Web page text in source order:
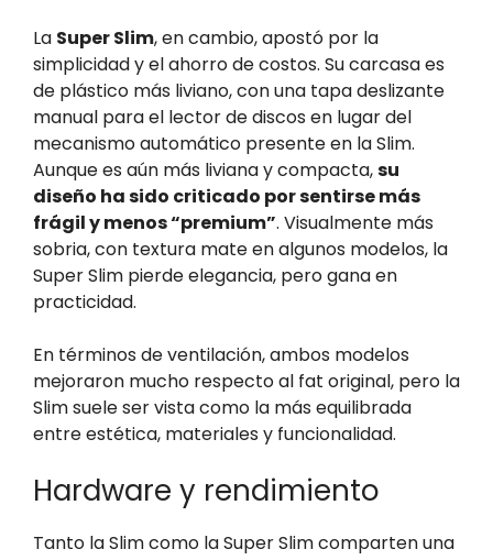
La Super Slim, en cambio, apostó por la
simplicidad y el ahorro de costos. Su carcasa es
de plástico más liviano, con una tapa deslizante
manual para el lector de discos en lugar del
mecanismo automático presente en la Slim.
Aunque es aún más liviana y compacta,su
diseño ha sido criticado por sentirse más
frágil y menos “premium”. Visualmente más
sobria, con textura mate en algunos modelos, la
Super Slim pierde elegancia, pero gana en
practicidad.
En términos de ventilación, ambos modelos
mejoraron mucho respecto al fat original, pero la
Slim suele ser vista como la más equilibrada
entre estética, materiales y funcionalidad.
Hardware y rendimiento
Tanto la Slim como la Super Slim comparten una